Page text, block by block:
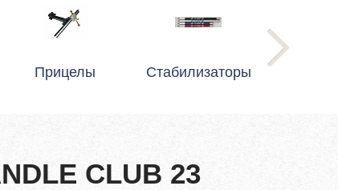
Прицелы Стабилизаторы
CLUB 23